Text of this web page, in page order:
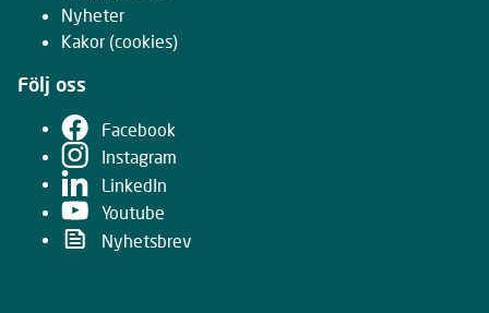
Nyheter
Kakor (cookies)
Följ oss
Facebook
Instagram
LinkedIn
Youtube
Nyhetsbrev